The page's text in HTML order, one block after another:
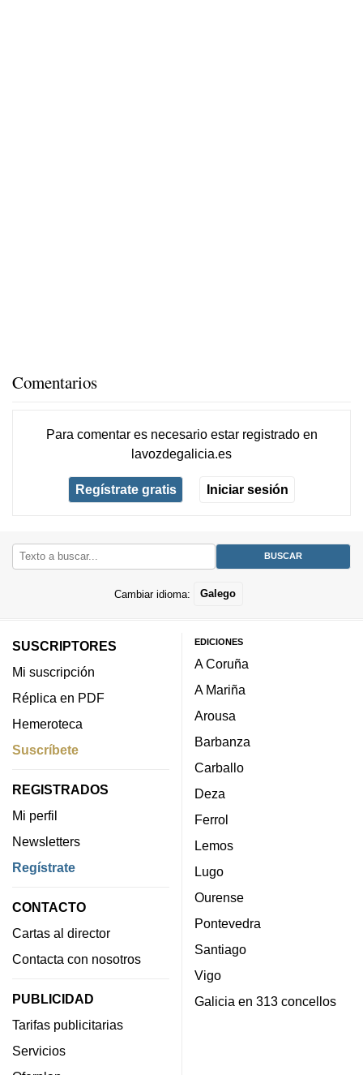
Comentarios
Para comentar es necesario estar registradoen
lavozdegalicia.es
Regístrate gratis Iniciar sesión
Cambiar idioma: Galego
SUSCRIPTORES
Mi suscripción
Réplica en PDF
Hemeroteca
Suscríbete
REGISTRADOS
Mi perfil
Newsletters
Regístrate
CONTACTO
Cartas al director
Contacta con nosotros
PUBLICIDAD
Tarifas publicitarias
Servicios
EDICIONES
A Coruña
A Mariña
Arousa
Barbanza
Carballo
Deza
Ferrol
Lemos
Lugo
Ourense
Pontevedra
Santiago
Vigo
Galicia en 313 concellos